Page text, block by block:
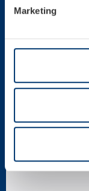
MarketingHOT DRINKS
BEER